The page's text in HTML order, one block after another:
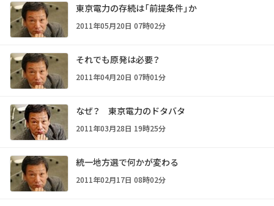
東京電力の存続は「前提条件」か
2011年05月20日 07時02分
それでも原発は必要？
2011年04月20日 07時01分
なぜ？ 東京電力のドタバタ
2011年03月28日 19時25分
統一地方選で何かが変わる
2011年02月17日 08時02分